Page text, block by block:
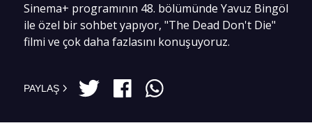
Sinema+ programının 48. bölümünde Yavuz Bingöl
ile özel bir sohbet yapıyor, "The Dead Don't Die"
filmi ve çok daha fazlasını konuşuyoruz.
PAYLAŞ